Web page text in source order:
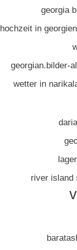
georgia
hochzeit in
georgian.bilder-
wetter in
river island